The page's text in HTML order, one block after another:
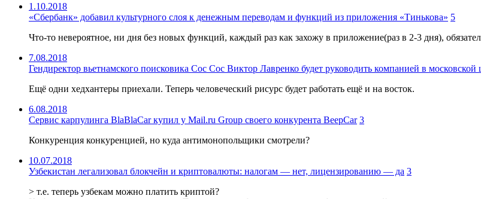
1.10.2018
«Сбербанк» добавил культурного слоя к денежным переводам и функций из приложения «Тинькова» 5
Что-то невероятное, ни дня без новых функций, каждый раз как захожу в приложение(раз в 2-3 дня),
7.08.2018
Гендиректор вьетнамского поисковика Coc Coc Виктор Лавренко будет руководить компанией в московской
Ещё одни хедхантеры приехали. Теперь человеческий рисурс будет работать ещё и на восток.
6.08.2018
Сервис карпулинга BlaBlaCar купил у Mail.ru Group своего конкурента BeepCar 3
Конкуренция конкуренцией, но куда антимонопольщики смотрели?
10.07.2018
Узбекистан легализовал блокчейн и криптовалюты: налогам — нет, лицензированию — да 3
> т.е. теперь узбекам можно платить криптой?